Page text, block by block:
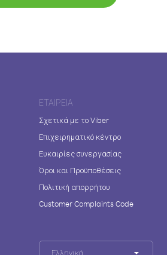
ΕΤΑΙΡΕΊΑ
Σχετικά με το Viber
Επιχειρηματικό κέντρο
Ευκαιρίες συνεργασίας
Όροι και Προϋποθέσεις
Πολιτική απορρήτου
Customer Complaints Code
Ελληνικά